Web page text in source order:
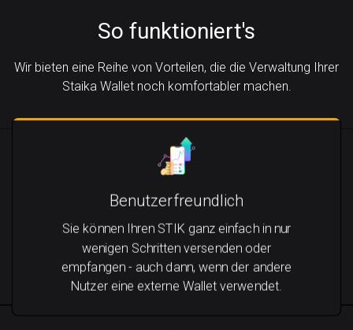
So funktioniert's
Wir bieten eine Reihe von Vorteilen, die die Verwaltung Ihrer
Staika Wallet noch komfortabler machen.
Benutzerfreundlich
Sie können Ihren STIK ganz einfach in nur
wenigen Schritten versenden oder
empfangen - auch dann, wenn der andere
Nutzer eine externe Wallet verwendet.